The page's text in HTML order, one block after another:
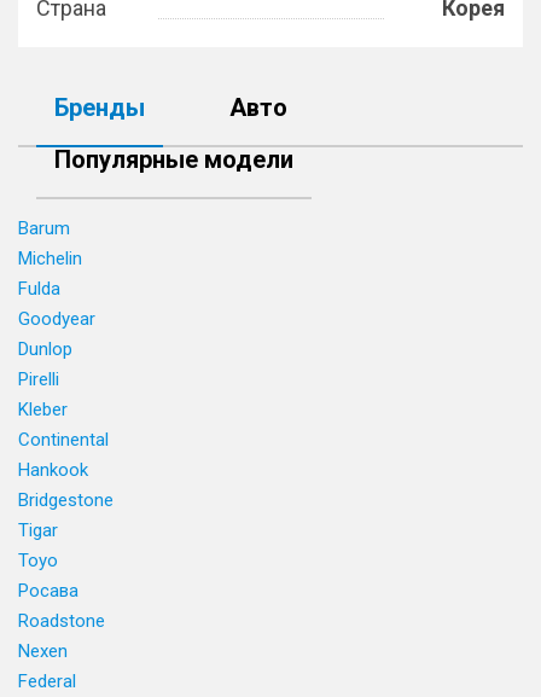
Страна
Корея
Бренды
Авто
Популярные модели
Barum
Michelin
Fulda
Goodyear
Dunlop
Pirelli
Kleber
Continental
Hankook
Bridgestone
Tigar
Toyo
Росава
Roadstone
Nexen
Federal